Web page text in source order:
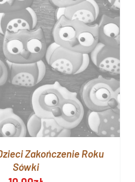
Zakończenie Roku
Sówki